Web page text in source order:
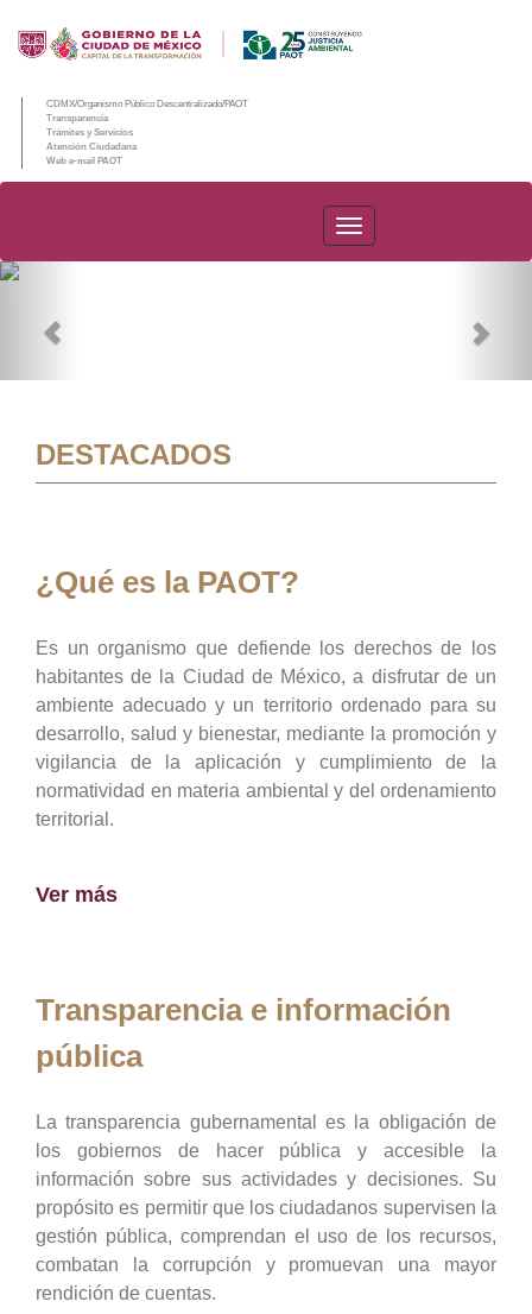
CDMX/Organismo Público Descentralizado/PAOT
Transparencia
Trámites y Servicios
Atención Ciudadana
Web e-mail PAOT
PAOT
DESTACADOS
¿Qué es la PAOT?
Es un organismo que defiende los derechos de los
habitantes de la Ciudad de México, a disfrutar de un
ambiente adecuado y un territorio ordenado para su
desarrollo, salud y bienestar, mediante la promoción y
vigilancia de la aplicación y cumplimiento de la
normatividad en materia ambiental y del ordenamiento
territorial.
Ver más
Transparencia e información
pública
La transparencia gubernamental es la obligación de
los gobiernos de hacer pública y accesible la
información sobre sus actividades y decisiones. Su
propósito es permitir que los ciudadanos supervisen la
gestión pública, comprendan el uso de los recursos,
combatan la corrupción y promuevan una mayor
rendición de cuentas.